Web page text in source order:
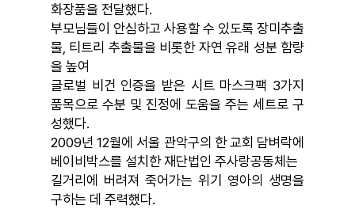
화장품을 전달했다.
부모님들이 안심하고 사용할 수 있도록 장미추출
물, 티트리 추출물을 비롯한 자연 유래 성분 함량
을 높여
글로벌 비건 인증을 받은 시트 마스크팩 3가지
품목으로 수분 및 진정에 도움을 주는 세트로 구
성했다.
2009년 12월에 서울 관악구의 한 교회 담벼락에
베이비박스를 설치한 재단법인 주사랑공동체는
길거리에 버려져 죽어가는 위기 영아의 생명을
구하는 데 주력했다.